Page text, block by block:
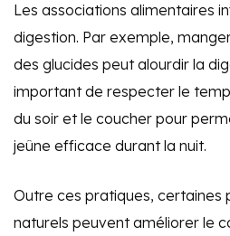
Les associations alimentaires
digestion. Par exemple,
des glucides peut alourdir la
important de respecter le
du soir et le coucher pour
jeûne efficace durant la nuit.
Outre ces pratiques, certaines
naturels peuvent améliorer le